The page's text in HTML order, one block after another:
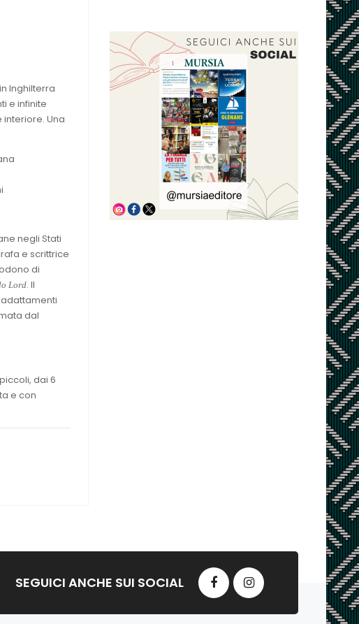
Inghilterra
e infinite
Una
negli Stati
e scrittrice
di
Lord. Il
dal
dai 6
e con
SEGUICI ANCHE SUI SOCIAL